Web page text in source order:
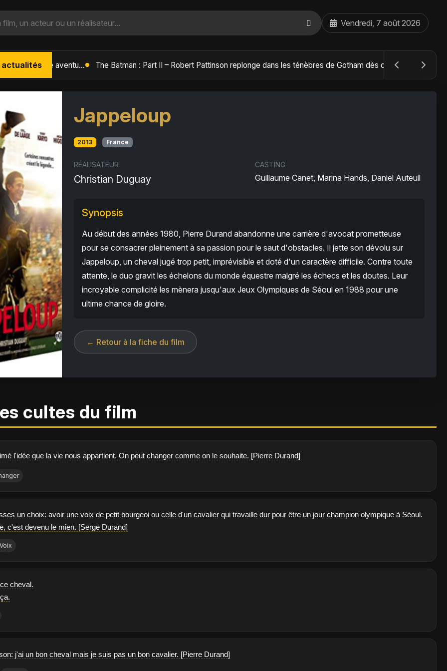
Vendredi, 7 août 2026
actualités L'Âge de Glace : Le Réveil du Volcan – Manny, Sid et Diego de retour pour une aventure explosive The Batman : Part II – Robert Pattinson replonge dans les ténèbres de Gotham dès octobre 2027
Jappeloup
2013 France
RÉALISATEUR
Christian Duguay
CASTING
Guillaume Canet, Marina Hands, Daniel Auteuil
Synopsis
Au début des années 1980, Pierre Durand abandonne une carrière d'avocat prometteuse
pour se consacrer pleinement à sa passion pour le saut d'obstacles. Il jette son dévolu sur
Jappeloup, un cheval jugé trop petit, imprévisible et doté d'un caractère difficile. Contre toute
attente, le duo gravit les échelons du monde équestre malgré les échecs et les doutes. Leur
incroyable complicité les mènera jusqu'aux Jeux Olympiques de Séoul en 1988 pour une
ultime chance de gloire.
← Retour à la fiche du film
cultes du film
l'idée que la vie nous appartient. On peut changer comme on le souhaite. [Pierre Durand]
un choix: avoir une voix de petit bourgeoi ou celle d'un cavalier qui travaille dur pour être un jour champion olympique à Séoul.
c'est devenu le mien. [Serge Durand]
Voix
cheval.
j'ai un bon cheval mais je suis pas un bon cavalier. [Pierre Durand]